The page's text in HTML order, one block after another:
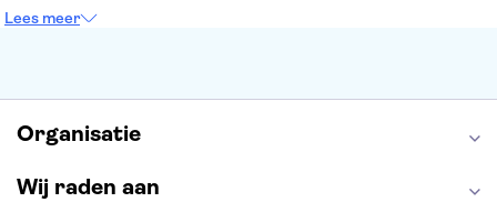
Keukenhof
Lees meer
Organisatie
Wij raden aan